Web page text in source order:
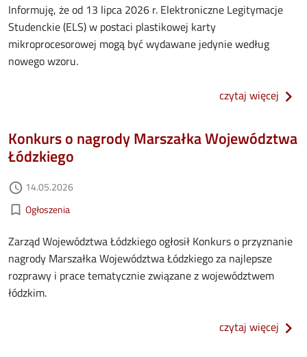
Informuję, że od 13 lipca 2026 r. Elektroniczne Legitymacje
Studenckie (ELS) w postaci plastikowej karty
mikroprocesorowej mogą być wydawane jedynie według
nowego wzoru.
czytaj więcej o
Konkurs o nagrody Marszałka Województwa
Łódzkiego
access_time Data dodania
14.05.2026
bookmark_border Kategorie aktualności
Ogłoszenia
Zarząd Województwa Łódzkiego ogłosił Konkurs o przyznanie
nagrody Marszałka Województwa Łódzkiego za najlepsze
rozprawy i prace tematycznie związane z województwem
łódzkim.
czytaj więcej o